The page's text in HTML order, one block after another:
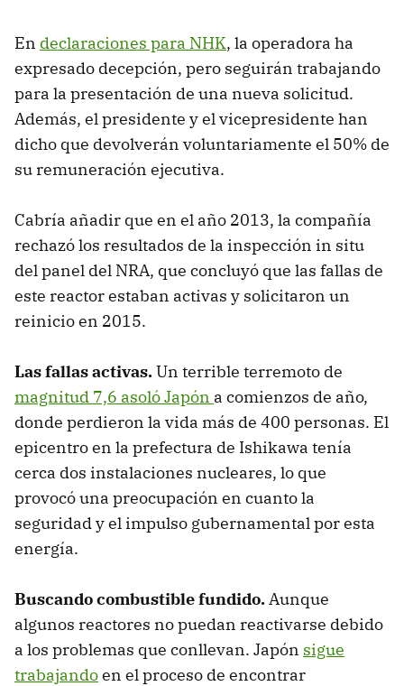
En declaraciones para NHK, la operadora ha
expresado decepción, pero seguirán trabajando
para la presentación de una nueva solicitud.
Además, el presidente y el vicepresidente han
dicho que devolverán voluntariamente el 50% de
su remuneración ejecutiva.
Cabría añadir que en el año 2013, la compañía
rechazó los resultados de la inspección in situ
del panel del NRA, que concluyó que las fallas de
este reactor estaban activas y solicitaron un
reinicio en 2015.
Las fallas activas.Un terrible terremoto de
magnitud 7,6 asoló Japón a comienzos de año,
donde perdieron la vida más de 400 personas. El
epicentro en la prefectura de Ishikawa tenía
cerca dos instalaciones nucleares, lo que
provocó una preocupación en cuanto la
seguridad y el impulso gubernamental por esta
energía.
Buscando combustible fundido.Aunque
algunos reactores no puedan reactivarse debido
a los problemas que conllevan. Japón sigue
trabajandoen el proceso de encontrar